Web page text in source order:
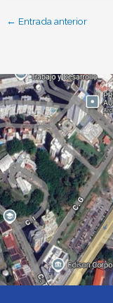
← Entrada anterior